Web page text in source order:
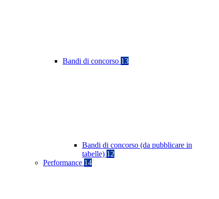
Bandi di concorso 13
Bandi di concorso (da pubblicare in
tabelle) 12
Performance 14